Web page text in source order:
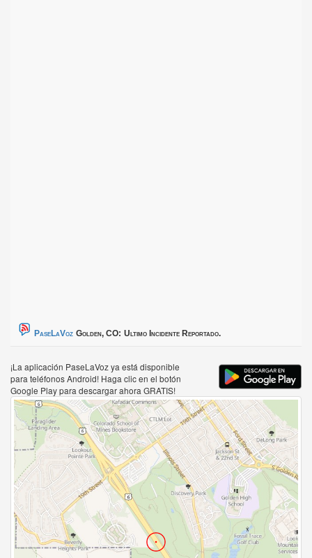
PaseLaVoz Golden, CO: Ultimo Incidente Reportado.
¡La aplicación PaseLaVoz ya está disponible
para teléfonos Android! Haga clic en el botón
Google Play para descargar ahora GRATIS!